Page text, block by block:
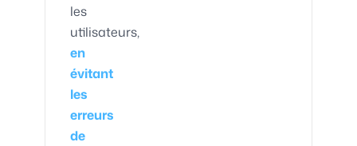
les
utilisateurs,
en
évitant
les
erreurs
de